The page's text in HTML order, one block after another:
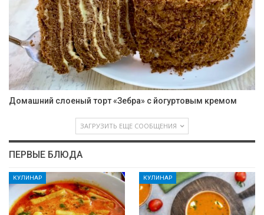
Домашний слоеный торт «Зебра» с йогуртовым кремом
ЗАГРУЗИТЬ ЕЩЕ СООБЩЕНИЯ
ПЕРВЫЕ БЛЮДА
КУЛИНАР КУЛИНАР